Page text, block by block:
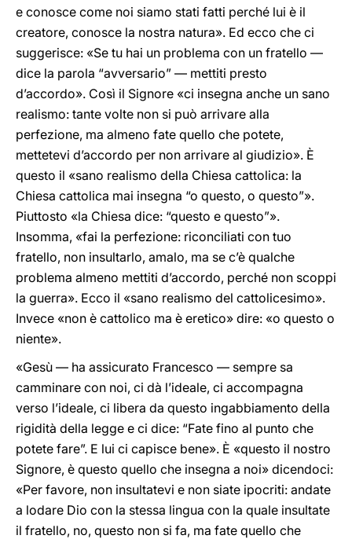
e conosce come noi siamo stati fatti perché lui è il
creatore, conosce la nostra natura». Ed ecco che ci
suggerisce: «Se tu hai un problema con un fratello —
dice la parola “avversario” — mettiti presto
d’accordo». Così il Signore «ci insegna anche un sano
realismo: tante volte non si può arrivare alla
perfezione, ma almeno fate quello che potete,
mettetevi d’accordo per non arrivare al giudizio». È
questo il «sano realismo della Chiesa cattolica: la
Chiesa cattolica mai insegna “o questo, o questo”».
Piuttosto «la Chiesa dice: “questo e questo”».
Insomma, «fai la perfezione: riconciliati con tuo
fratello, non insultarlo, amalo, ma se c’è qualche
problema almeno mettiti d’accordo, perché non scoppi
la guerra». Ecco il «sano realismo del cattolicesimo».
Invece «non è cattolico ma è eretico» dire: «o questo o
niente».
«Gesù — ha assicurato Francesco — sempre sa
camminare con noi, ci dà l’ideale, ci accompagna
verso l’ideale, ci libera da questo ingabbiamento della
rigidità della legge e ci dice: “Fate fino al punto che
potete fare”. E lui ci capisce bene». È «questo il nostro
Signore, è questo quello che insegna a noi» dicendoci:
«Per favore, non insultatevi e non siate ipocriti: andate
a lodare Dio con la stessa lingua con la quale insultate
il fratello, no, questo non si fa, ma fate quello che